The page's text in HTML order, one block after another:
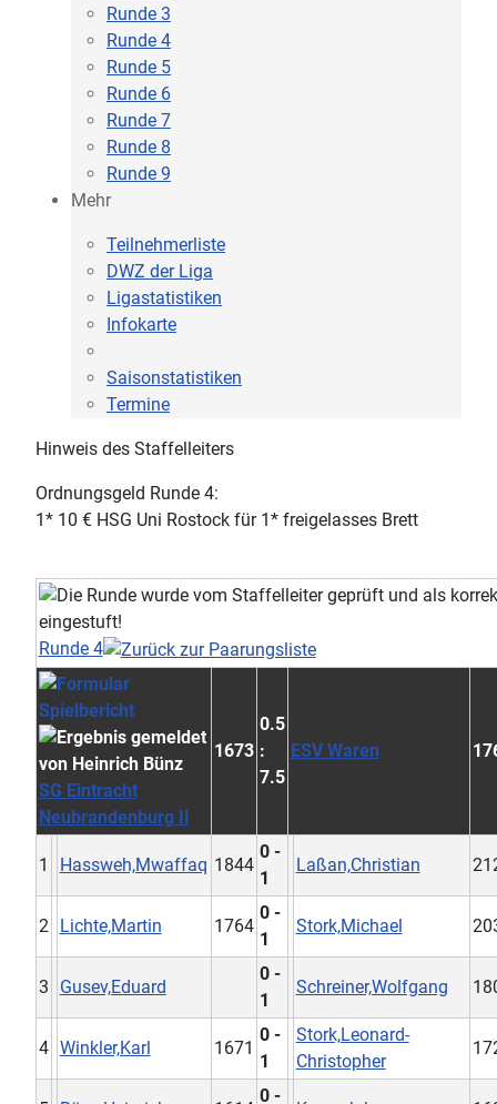
Runde 3
Runde 4
Runde 5
Runde 6
Runde 7
Runde 8
Runde 9
Mehr
Teilnehmerliste
DWZ der Liga
Ligastatistiken
Infokarte
Saisonstatistiken
Termine
Hinweis des Staffelleiters
Ordnungsgeld Runde 4:
1* 10 € HSG Uni Rostock für 1* freigelasses Brett
Runde 4
SG Eintracht
Neubrandenburg II
1673
0.5
:
7.5
ESV Waren
1 Hassweh,Mwaffaq 1844
0 -
1
Laßan,Christian
2 Lichte,Martin 1764
0 -
1
Stork,Michael
3 Gusev,Eduard
0 -
1
Schreiner,Wolfgang
4 Winkler,Karl 1671
0 -
1
Stork,Leonard-
Christopher
0 -